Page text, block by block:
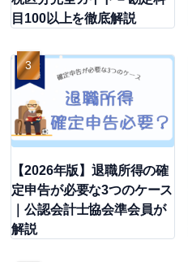
目100以上を徹底解説
【2026年版】退職所得の確
定申告が必要な3つのケース
｜公認会計士協会準会員が
解説